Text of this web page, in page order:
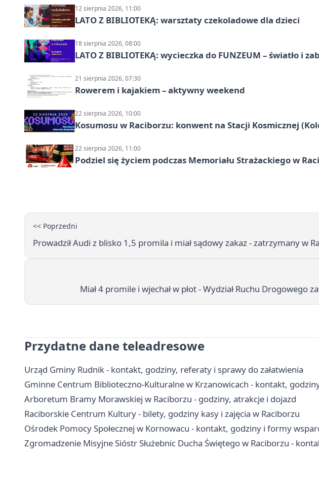
12 sierpnia 2026, 11:00
LATO Z BIBLIOTEKĄ: warsztaty czekoladowe dla dzieci
18 sierpnia 2026, 08:00
LATO Z BIBLIOTEKĄ: wycieczka do FUNZEUM – światło i
21 sierpnia 2026, 07:30
Rowerem i kajakiem – aktywny weekend
22 sierpnia 2026, 10:00
Kosumosu w Raciborzu: konwent na Stacji Kosmicznej
22 sierpnia 2026, 11:00
Podziel się życiem podczas Memoriału Strażackiego w
<< Poprzedni
Prowadził Audi z blisko 1,5 promila i miał sądowy zakaz - zatrzymany w
Miał 4 promile i wjechał w płot - Wydział Ruchu Drogowego
Przydatne dane teleadresowe
Urząd Gminy Rudnik - kontakt, godziny, referaty i sprawy do załatwienia
Gminne Centrum Biblioteczno-Kulturalne w Krzanowicach - kontakt,
Arboretum Bramy Morawskiej w Raciborzu - godziny, atrakcje i dojazd
Raciborskie Centrum Kultury - bilety, godziny kasy i zajęcia w Raciborzu
Ośrodek Pomocy Społecznej w Kornowacu - kontakt, godziny i formy
Zgromadzenie Misyjne Sióstr Służebnic Ducha Świętego w Raciborzu -